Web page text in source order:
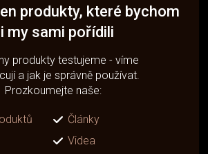
produkty, které bychom
my sami pořídili
produkty testujeme - víme
a jak je správně používat.
Prozkoumejte naše:
Články
Videa